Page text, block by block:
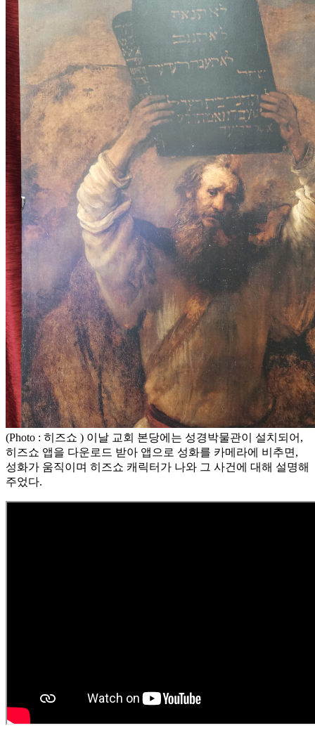
(Photo : 히즈쇼 ) 이날 교회 본당에는 성경박물관이 설치되어,
히즈쇼 앱을 다운로드 받아 앱으로 성화를 카메라에 비추면,
성화가 움직이며 히즈쇼 캐릭터가 나와 그 사건에 대해 설명해
주었다.